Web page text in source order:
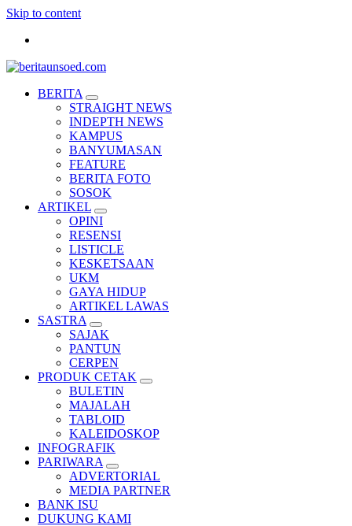
Skip to content
Pemandu Wawasan Almamater
BERITA
STRAIGHT NEWS
INDEPTH NEWS
KAMPUS
BANYUMASAN
FEATURE
BERITA FOTO
SOSOK
ARTIKEL
OPINI
RESENSI
LISTICLE
KESKETSAAN
UKM
GAYA HIDUP
ARTIKEL LAWAS
SASTRA
SAJAK
PANTUN
CERPEN
PRODUK CETAK
BULETIN
MAJALAH
TABLOID
KALEIDOSKOP
INFOGRAFIK
PARIWARA
ADVERTORIAL
MEDIA PARTNER
BANK ISU
DUKUNG KAMI